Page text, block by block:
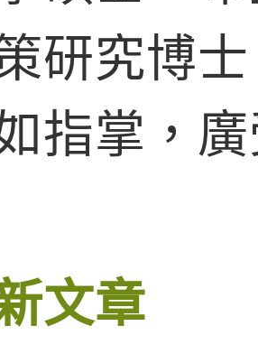
研究博
指掌，
文章